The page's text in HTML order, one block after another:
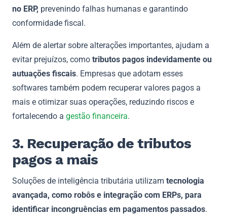
no ERP, prevenindo falhas humanas e garantindo
conformidade fiscal.
Além de alertar sobre alterações importantes, ajudam a
evitar prejuízos, como tributos pagos indevidamente ou
autuações fiscais. Empresas que adotam esses
softwares também podem recuperar valores pagos a
mais e otimizar suas operações, reduzindo riscos e
fortalecendo a gestão financeira.
3. Recuperação de tributos
pagos a mais
Soluções de inteligência tributária utilizam tecnologia
avançada, como robôs e integração com ERPs, para
identificar incongruências em pagamentos passados.